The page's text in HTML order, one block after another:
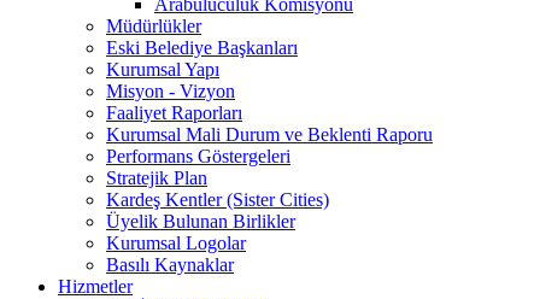
Arabuluculuk Komisyonu
Müdürlükler
Eski Belediye Başkanları
Kurumsal Yapı
Misyon - Vizyon
Faaliyet Raporları
Kurumsal Mali Durum ve Beklenti Raporu
Performans Göstergeleri
Stratejik Plan
Kardeş Kentler (Sister Cities)
Üyelik Bulunan Birlikler
Kurumsal Logolar
Basılı Kaynaklar
Hizmetler